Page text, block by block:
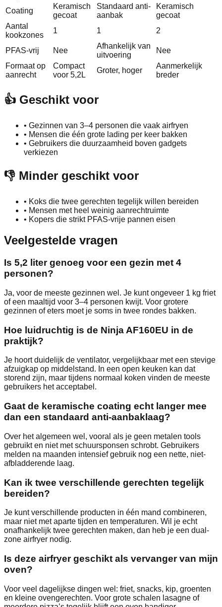
Coating
Keramisch
gecoat
Standaard anti-
aanbak
Keramisch
gecoat
Aantal
kookzones
1 1 2
PFAS-vrij Nee
Afhankelijk van
uitvoering
Nee
Formaat op
aanrecht
Compact
voor 5,2L
Groter, hoger
Aanmerkelijk
breder
👍 Geschikt voor
• Gezinnen van 3–4 personen die vaak airfryen
• Mensen die één grote lading per keer bakken
• Gebruikers die duurzaamheid boven gadgets
verkiezen
👎 Minder geschikt voor
• Koks die twee gerechten tegelijk willen bereiden
• Mensen met heel weinig aanrechtruimte
• Kopers die strikt PFAS-vrije pannen eisen
Veelgestelde vragen
Is 5,2 liter genoeg voor een gezin met 4
personen?
Ja, voor de meeste gezinnen wel. Je kunt ongeveer 1 kg friet
of een maaltijd voor 3–4 personen kwijt. Voor grotere
gezinnen of eters moet je soms in twee rondes bakken.
Hoe luidruchtig is de Ninja AF160EU in de
praktijk?
Je hoort duidelijk de ventilator, vergelijkbaar met een stevige
afzuigkap op middelstand. In een open keuken kan dat
storend zijn, maar tijdens normaal koken vinden de meeste
gebruikers het acceptabel.
Gaat de keramische coating echt langer mee
dan een standaard anti-aanbaklaag?
Over het algemeen wel, vooral als je geen metalen tools
gebruikt en niet met schuursponsen schrobt. Gebruikers
melden na maanden intensief gebruik nog een nette, niet-
afbladderende laag.
Kan ik twee verschillende gerechten tegelijk
bereiden?
Je kunt verschillende producten in één mand combineren,
maar niet met aparte tijden en temperaturen. Wil je echt
onafhankelijk twee gerechten maken, dan heb je een dual-
zone airfryer nodig.
Is deze airfryer geschikt als vervanger van mijn
oven?
Voor veel dagelijkse dingen wel: friet, snacks, kip, groenten
en kleine ovengerechten. Voor grote schalen lasagne of